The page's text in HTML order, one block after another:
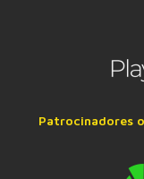
Patrocinadores